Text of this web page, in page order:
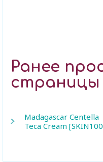
Ранее
страницы
Madagascar Centella
Teca Cream